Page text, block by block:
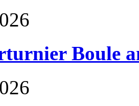
Boule